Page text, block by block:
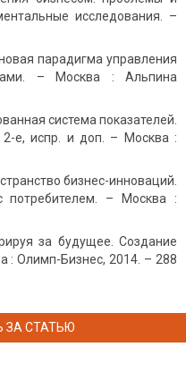
исследования. –
парадигма управления
– Москва : Альпина
система показателей.
е, испр. и доп. – Москва :
бизнес-инноваций.
потребителем. – Москва :
за будущее. Создание
: Олимп-Бизнес, 2014. – 288
ЗА СТАТЬЮ